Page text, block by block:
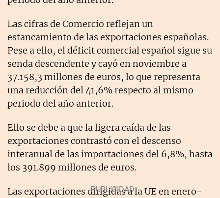
Las cifras de Comercio reflejan un
estancamiento de las exportaciones españolas.
Pese a ello, el déficit comercial español sigue su
senda descendente y cayó en noviembre a
37.158,3 millones de euros, lo que representa
una reducción del 41,6% respecto al mismo
periodo del año anterior.
Ello se debe a que la ligera caída de las
exportaciones contrastó con el descenso
interanual de las importaciones del 6,8%, hasta
los 391.899 millones de euros.
Las exportaciones dirigidas a la UE en enero-